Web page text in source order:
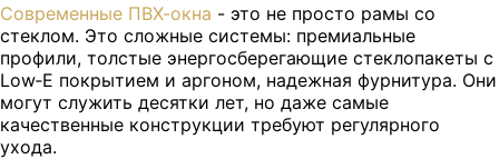
Современные ПВХ-окна - это не просто рамы со
стеклом. Это сложные системы: премиальные
профили, толстые энергосберегающие стеклопакеты с
Low‑E покрытием и аргоном, надежная фурнитура. Они
могут служить десятки лет, но даже самые
качественные конструкции требуют регулярного
ухода.